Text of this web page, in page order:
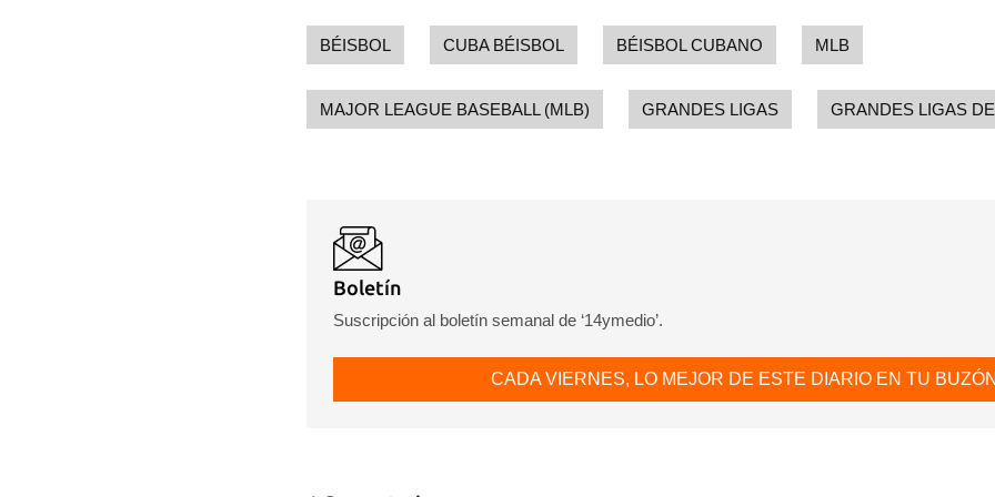
BÉISBOL CUBA BÉISBOL BÉISBOL CUBANO MLB
MAJOR LEAGUE BASEBALL (MLB) GRANDES LIGAS GRANDES LIGAS
Boletín
Suscripción al boletín semanal de ‘14ymedio’.
CADA VIERNES, LO MEJOR DE ESTE DIARIO EN TU